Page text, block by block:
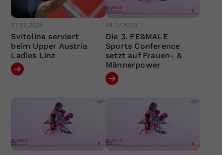
27.12.2024
Svitolina serviert
beim Upper Austria
Ladies Linz
19.12.2024
Die 3. FE&MALE
Sports Conference
setzt auf Frauen- &
Männerpower